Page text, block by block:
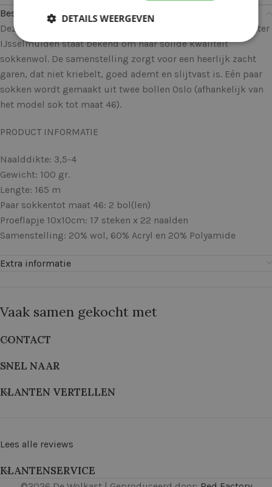
Beschrijving
Deze Botter Oslo 004 is een echte kwaliteit sokkenwol. Botter
IJsselmuiden staat bekend om haar solide kwaliteit
sokkenwol. De samenstelling zorgt voor een heerlijk zacht
garen, dat niet kriebelt, goed ademt en slijtvast is. Eén paar
sokken wordt gemaakt uit twee bollen Oslo (afhankelijk van
het model sok tot maat 46).
PRODUCT INFORMATIE
Naalddikte: 3,5-4
Gewicht: 100 gr.
Lengte: 165 m
Paar sokkentot maat 46: 2 bol(len)
Proeflapje 10x10cm: 17 steken x 22 naalden
Samenstelling: 20% wol, 60% Acryl en 20% Polyamide
Extra informatie
Vaak samen gekocht met
CONTACT
SNEL NAAR
KLANTEN VERTELLEN
Lees alle reviews
KLANTENSERVICE
DETAILS WEERGEVEN